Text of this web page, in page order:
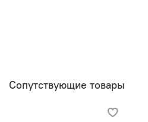
Сопутствующие товары